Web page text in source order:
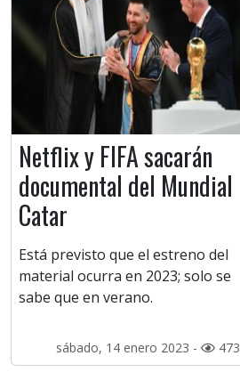
Netflix y FIFA sacarán
documental del Mundial
Catar
Está previsto que el estreno del
material ocurra en 2023; solo se
sabe que en verano.
sábado, 14 enero 2023 - 473